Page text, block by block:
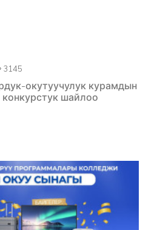
3145
окутуучулук курамдын
шайлоо